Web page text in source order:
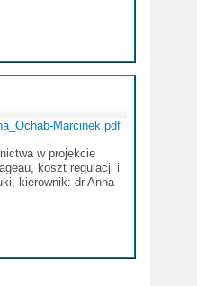
Marcinek.pdf
w projekcie
koszt regulacji i
kierownik: dr Anna